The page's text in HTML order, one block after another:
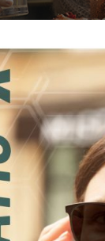
koruyarak
beğenilere
kontrastı
ancak ıslak